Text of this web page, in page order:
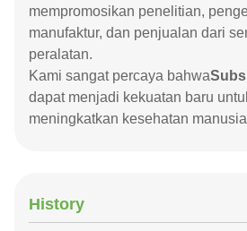
mempromosikan penelitian,
manufaktur, dan penjualan dari
peralatan.
Kami sangat percaya bahwa
dapat menjadi kekuatan baru
meningkatkan kesehatan
History